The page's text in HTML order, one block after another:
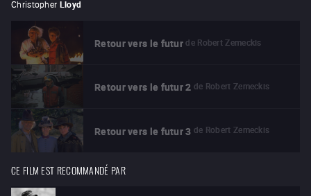
Christopher Lloyd
Retour vers le futur de Robert Zemeckis
Retour vers le futur 2 de Robert Zemeckis
Retour vers le futur 3 de Robert Zemeckis
CE FILM EST RECOMMANDÉ PAR